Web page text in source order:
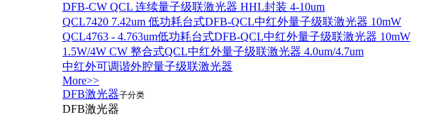
DFB-CW QCL 连续量子级联激光器 HHL封装 4-10um
QCL7420 7.42um 低功耗台式DFB-QCL中红外量子级联激光器 10mW
QCL4763 - 4.763um低功耗台式DFB-QCL中红外量子级联激光器 10mW
1.5W/4W CW 整合式QCL中红外量子级联激光器 4.0um/4.7um
中红外可调谐外腔量子级联激光器
More>>
DFB激光器子分类
DFB激光器